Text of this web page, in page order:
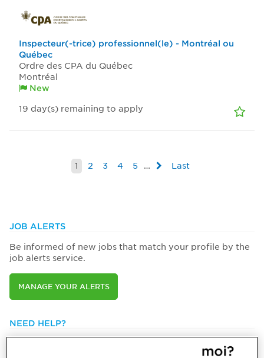
Inspecteur(-trice) professionnel(le) - Montréal ou
Québec
Ordre des CPA du Québec
Montréal
New
19 day(s) remaining to apply
1 2 3 4 5 … Last
JOB ALERTS
Be informed of new jobs that match your profile by the
job alerts service.
MANAGE YOUR ALERTS
NEED HELP?